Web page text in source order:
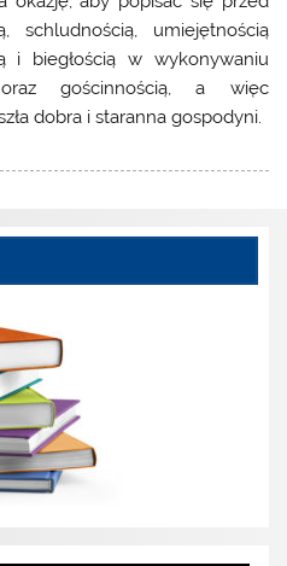
schludnością, umiejętnością
i biegłością w wykonywaniu
gościnnością, a więc
dobra i staranna gospodyni.